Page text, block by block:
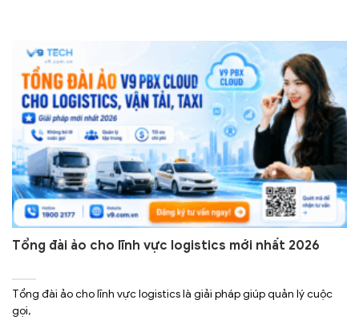
Tổng đài ảo cho lĩnh vực logistics mới nhất 2026
Tổng đài ảo cho lĩnh vực logistics là giải pháp giúp quản lý cuộc
gọi,